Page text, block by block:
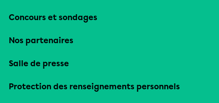
Concours et sondages
Nos partenaires
Salle de presse
Protection des renseignements personnels